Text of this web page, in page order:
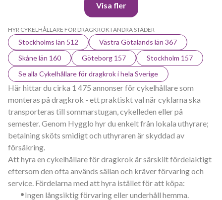
Visa fler
HYR CYKELHÅLLARE FÖR DRAGKROK I ANDRA STÄDER
Stockholms län 512
Västra Götalands län 367
Skåne län 160
Göteborg 157
Stockholm 157
Se alla Cykelhållare för dragkrok i hela Sverige
Här hittar du cirka 1 475 annonser för cykelhållare som
monteras på dragkrok - ett praktiskt val när cyklarna ska
transporteras till sommarstugan, cykelleden eller på
semester. Genom Hygglo hyr du enkelt från lokala uthyrare;
betalning sköts smidigt och uthyraren är skyddad av
försäkring.
Att hyra en cykelhållare för dragkrok är särskilt fördelaktigt
eftersom den ofta används sällan och kräver förvaring och
service. Fördelarna med att hyra istället för att köpa:
•Ingen långsiktig förvaring eller underhåll hemma.